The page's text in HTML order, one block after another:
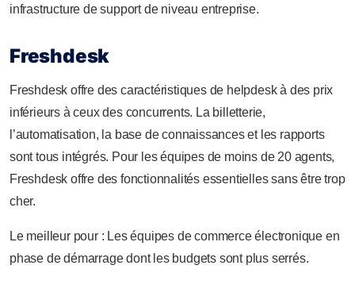
infrastructure de support de niveau entreprise.
Freshdesk
Freshdesk offre des caractéristiques de helpdesk à des prix
inférieurs à ceux des concurrents. La billetterie,
l’automatisation, la base de connaissances et les rapports
sont tous intégrés. Pour les équipes de moins de 20 agents,
Freshdesk offre des fonctionnalités essentielles sans être trop
cher.
Le meilleur pour : Les équipes de commerce électronique en
phase de démarrage dont les budgets sont plus serrés.